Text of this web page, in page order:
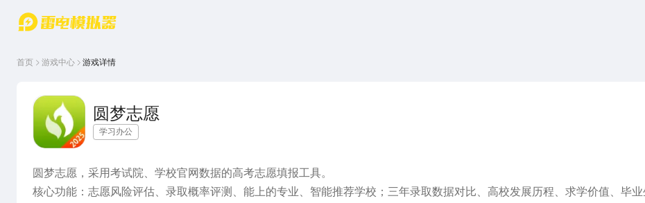
首页
首页 游戏中心 游戏详情
圆梦志愿
学习办公
圆梦志愿，采用考试院、学校官网数据的高考志愿填报工具。
核心功能：志愿风险评估、录取概率评测、能上的专业、智能推荐学校；三年录取数据对比、高校发展历程、求学价值、毕